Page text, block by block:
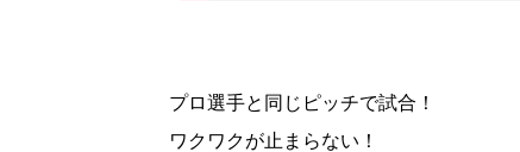
プロ選手と同じピッチで試合！
ワクワクが止まらない！